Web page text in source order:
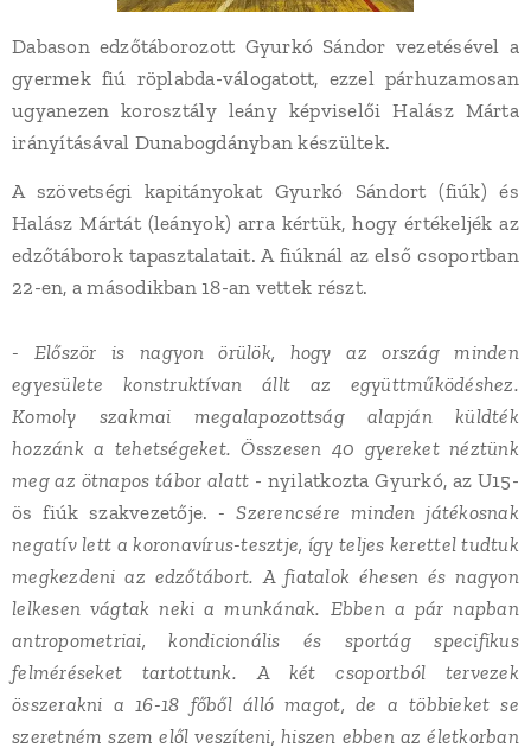
Dabason edzőtáborozott Gyurkó Sándor vezetésével a
gyermek fiú röplabda-válogatott, ezzel párhuzamosan
ugyanezen korosztály leány képviselői Halász Márta
irányításával Dunabogdányban készültek.
A szövetségi kapitányokat Gyurkó Sándort (fiúk) és
Halász Mártát (leányok) arra kértük, hogy értékeljék az
edzőtáborok tapasztalatait. A fiúknál az első csoportban
22-en, a másodikban 18-an vettek részt.
- Először is nagyon örülök, hogy az ország minden
egyesülete konstruktívan állt az együttműködéshez.
Komoly szakmai megalapozottság alapján küldték
hozzánk a tehetségeket. Összesen 40 gyereket néztünk
meg az ötnapos tábor alatt - nyilatkozta Gyurkó, az U15-
ös fiúk szakvezetője. - Szerencsére minden játékosnak
negatív lett a koronavírus-tesztje, így teljes kerettel tudtuk
megkezdeni az edzőtábort. A fiatalok éhesen és nagyon
lelkesen vágtak neki a munkának. Ebben a pár napban
antropometriai, kondicionális és sportág specifikus
felméréseket tartottunk. A két csoportból tervezek
összerakni a 16-18 főből álló magot, de a többieket se
szeretném szem elől veszíteni, hiszen ebben az életkorban